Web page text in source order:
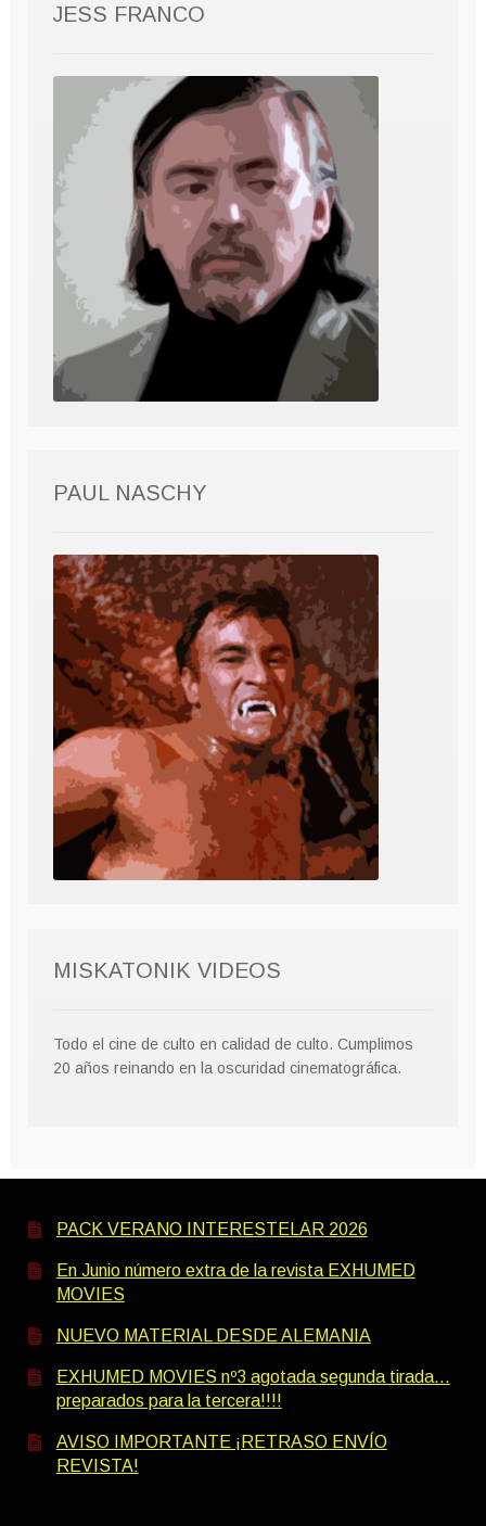
JESS FRANCO
PAUL NASCHY
MISKATONIK VIDEOS
Todo el cine de culto en calidad de culto. Cumplimos
20 años reinando en la oscuridad cinematográfica.
PACK VERANO INTERESTELAR 2026
En Junio número extra de la revista EXHUMED
MOVIES
NUEVO MATERIAL DESDE ALEMANIA
EXHUMED MOVIES nº3 agotada segunda tirada…
preparados para la tercera!!!!
AVISO IMPORTANTE ¡RETRASO ENVÍO
REVISTA!